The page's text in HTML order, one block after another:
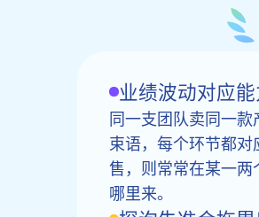
业绩波动对应
同一支团队卖同一
束语，每个环节都
售，则常常在某一
哪里来。